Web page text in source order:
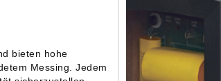
bieten hohe
Messing. Jedem